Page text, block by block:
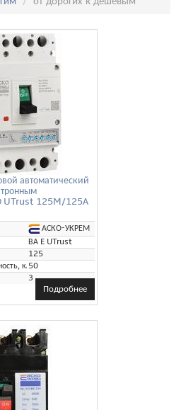
автоматический
UTrust 125M/125А
АСКО-УКРЕМ
ВА E UTrust
125
кА:50
3
Подробнее